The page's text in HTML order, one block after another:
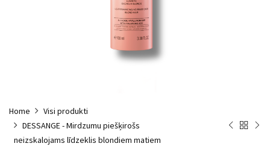
Home
Visi produkti
DESSANGE - Mirdzumu piešķirošs
neizskalojams līdzeklis blondiem matiem